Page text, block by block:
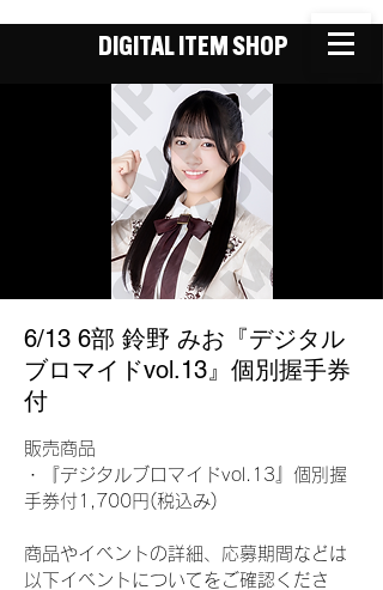
DIGITAL ITEM SHOP
6/13 6部 鈴野 みお『デジタル
ブロマイドvol.13』個別握手券
付
販売商品
・『デジタルブロマイドvol.13』個別握
手券付1,700円(税込み)
商品やイベントの詳細、応募期間などは
以下イベントについてをご確認くださ